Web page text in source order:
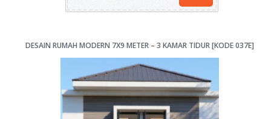
DESAIN RUMAH MODERN 7X9 METER – 3 KAMAR TIDUR [KODE 037E]